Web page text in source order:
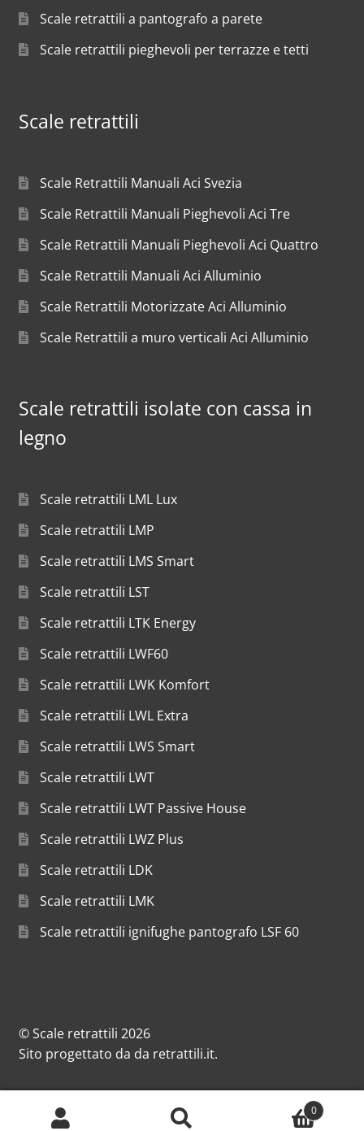
Scale retrattili a pantografo a parete
Scale retrattili pieghevoli per terrazze e tetti
Scale retrattili
Scale Retrattili Manuali Aci Svezia
Scale Retrattili Manuali Pieghevoli Aci Tre
Scale Retrattili Manuali Pieghevoli Aci Quattro
Scale Retrattili Manuali Aci Alluminio
Scale Retrattili Motorizzate Aci Alluminio
Scale Retrattili a muro verticali Aci Alluminio
Scale retrattili isolate con cassa in
legno
Scale retrattili LML Lux
Scale retrattili LMP
Scale retrattili LMS Smart
Scale retrattili LST
Scale retrattili LTK Energy
Scale retrattili LWF60
Scale retrattili LWK Komfort
Scale retrattili LWL Extra
Scale retrattili LWS Smart
Scale retrattili LWT
Scale retrattili LWT Passive House
Scale retrattili LWZ Plus
Scale retrattili LDK
Scale retrattili LMK
Scale retrattili ignifughe pantografo LSF 60
© Scale retrattili 2026
Sito progettato da da retrattili.it.
0